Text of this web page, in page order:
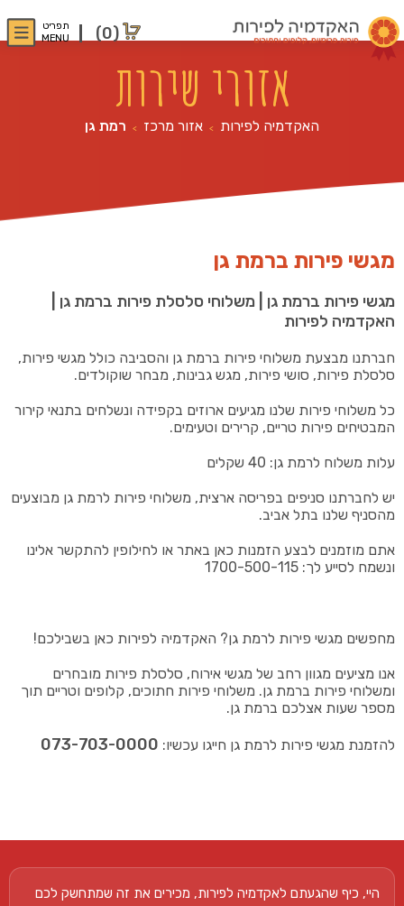
(0)
תפריט
MENU
אזורי שירות
האקדמיה לפירות > אזור מרכז > רמת גן
מגשי פירות ברמת גן
מגשי פירות ברמת גן | משלוחי סלסלת פירות ברמת גן |
האקדמיה לפירות
חברתנו מבצעת משלוחי פירות ברמת גן והסביבה כולל מגשי פירות,
סלסלת פירות, סושי פירות, מגש גבינות, מבחר שוקולדים.
כל משלוחי פירות שלנו מגיעים ארוזים בקפידה ונשלחים בתנאי קירור
המבטיחים פירות טריים, קרירים וטעימים.
עלות משלוח לרמת גן: 40 שקלים
יש לחברתנו סניפים בפריסה ארצית, משלוחי פירות לרמת גן מבוצעים
מהסניף שלנו בתל אביב.
אתם מוזמנים לבצע הזמנות כאן באתר או לחילופין להתקשר אלינו
ונשמח לסייע לך: 1700-500-115
מחפשים מגשי פירות לרמת גן? האקדמיה לפירות כאן בשבילכם!
אנו מציעים מגוון רחב של מגשי אירוח, סלסלת פירות מובחרים
ומשלוחי פירות ברמת גן. משלוחי פירות חתוכים, קלופים וטריים תוך
מספר שעות אצלכם ברמת גן.
להזמנת מגשי פירות לרמת גן חייגו עכשיו: 073-703-0000
היי, כיף שהגעתם לאקדמיה לפירות, מכירים את זה שמתחשק לכם